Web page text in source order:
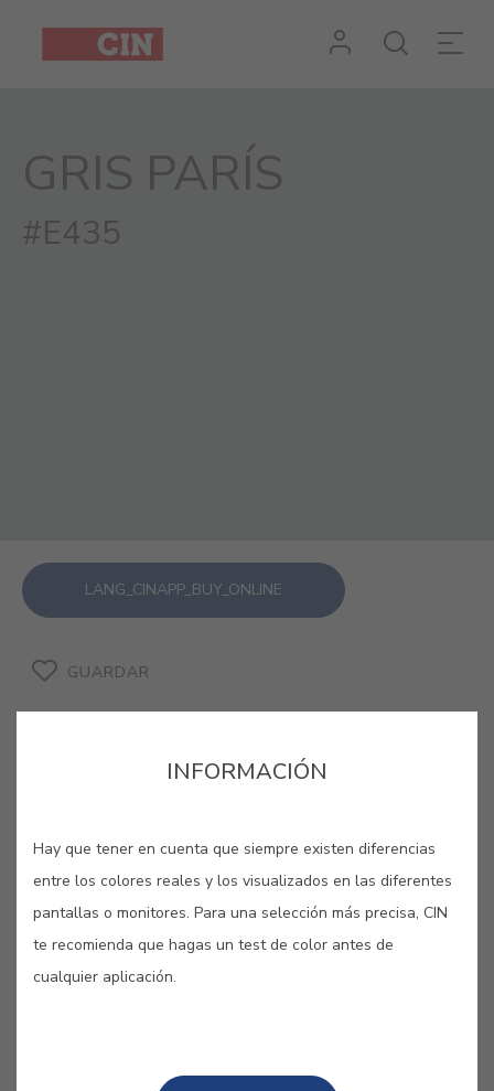
GRIS PARÍS
#E435
LANG_CINAPP_BUY_ONLINE
GUARDAR
GRIS PARÍS #E435
Inspirado por los tonos de los
tejados para perder la vista en la
romántica ciudad de París, este tono
INFORMACIÓN
Hay que tener en cuenta que siempre existen diferencias
entre los colores reales y los visualizados en las diferentes
pantallas o monitores. Para una selección más precisa, CIN
te recomienda que hagas un test de color antes de
cualquier aplicación.